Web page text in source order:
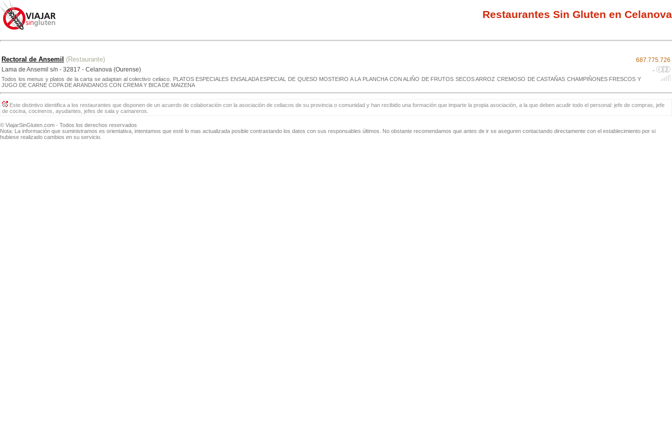
Restaurantes Sin Gluten en Celanova
Rectoral de Ansemil (Restaurante)
687.775.726
Lama de Ansemil s/n - 32817 - Celanova (Ourense)
-
Todos los menus y platos de la carta se adaptan al colectivo celiaco. PLATOS ESPECIALES ENSALADA ESPECIAL DE QUESO MOSTEIRO A LA PLANCHA CON ALIÑO DE FRUTOS SECOS ARROZ CREMOSO DE CASTAÑAS CHAMPIÑONES FRESCOS Y
JUGO DE CARNE COPA DE ARANDANOS CON CREMA Y BICA DE MAIZENA
Este distintivo identifica a los restaurantes que disponen de un acuerdo de colaboración con la asociación de celiacos de su provincia o comunidad y han recibido una formación que imparte la propia asociación, a la que deben acudir todo el personal: jefe de compras, jefe
de cocina, cocineros, ayudantes, jefes de sala y camareros.
© ViajarSinGluten.com - Todos los derechos reservados
Nota: La información que suministramos es orientativa, intentamos que esté lo mas actualizada posible contrastando los datos con sus responsables últimos. No obstante recomendamos que antes de ir se aseguren contactando directamente con el establecimiento por si
hubiese realizado cambios en su servicio.